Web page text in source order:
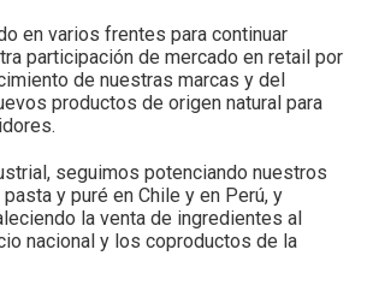
en varios frentes para continuar
participación de mercado en retail por
de nuestras marcas y del
productos de origen natural para
seguimos potenciando nuestros
y puré en Chile y en Perú, y
la venta de ingredientes al
nacional y los coproductos de la